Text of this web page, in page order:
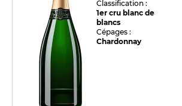
Classification :
1er cru blanc de
blancs
Cépages :
Chardonnay